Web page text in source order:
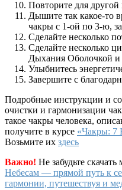
Повторите для другой
Дышите так какое-то
чакры с 1-ой по 3-ю,
Сделайте несколько
Сделайте несколько
Дыхания Оболочкой
Улыбнитесь
Завершите с
Подробные инструкции и
очистки и гармонизации
такое чакры человека,
получите в курсе «Чакры: 7
Возьмите их здесь
Важно! Не забудьте
Небесам — прямой путь к
гармонии, путешествуя и